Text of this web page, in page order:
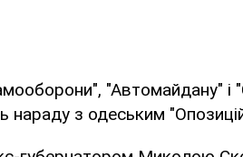
"Автомайдану" і
з одеським